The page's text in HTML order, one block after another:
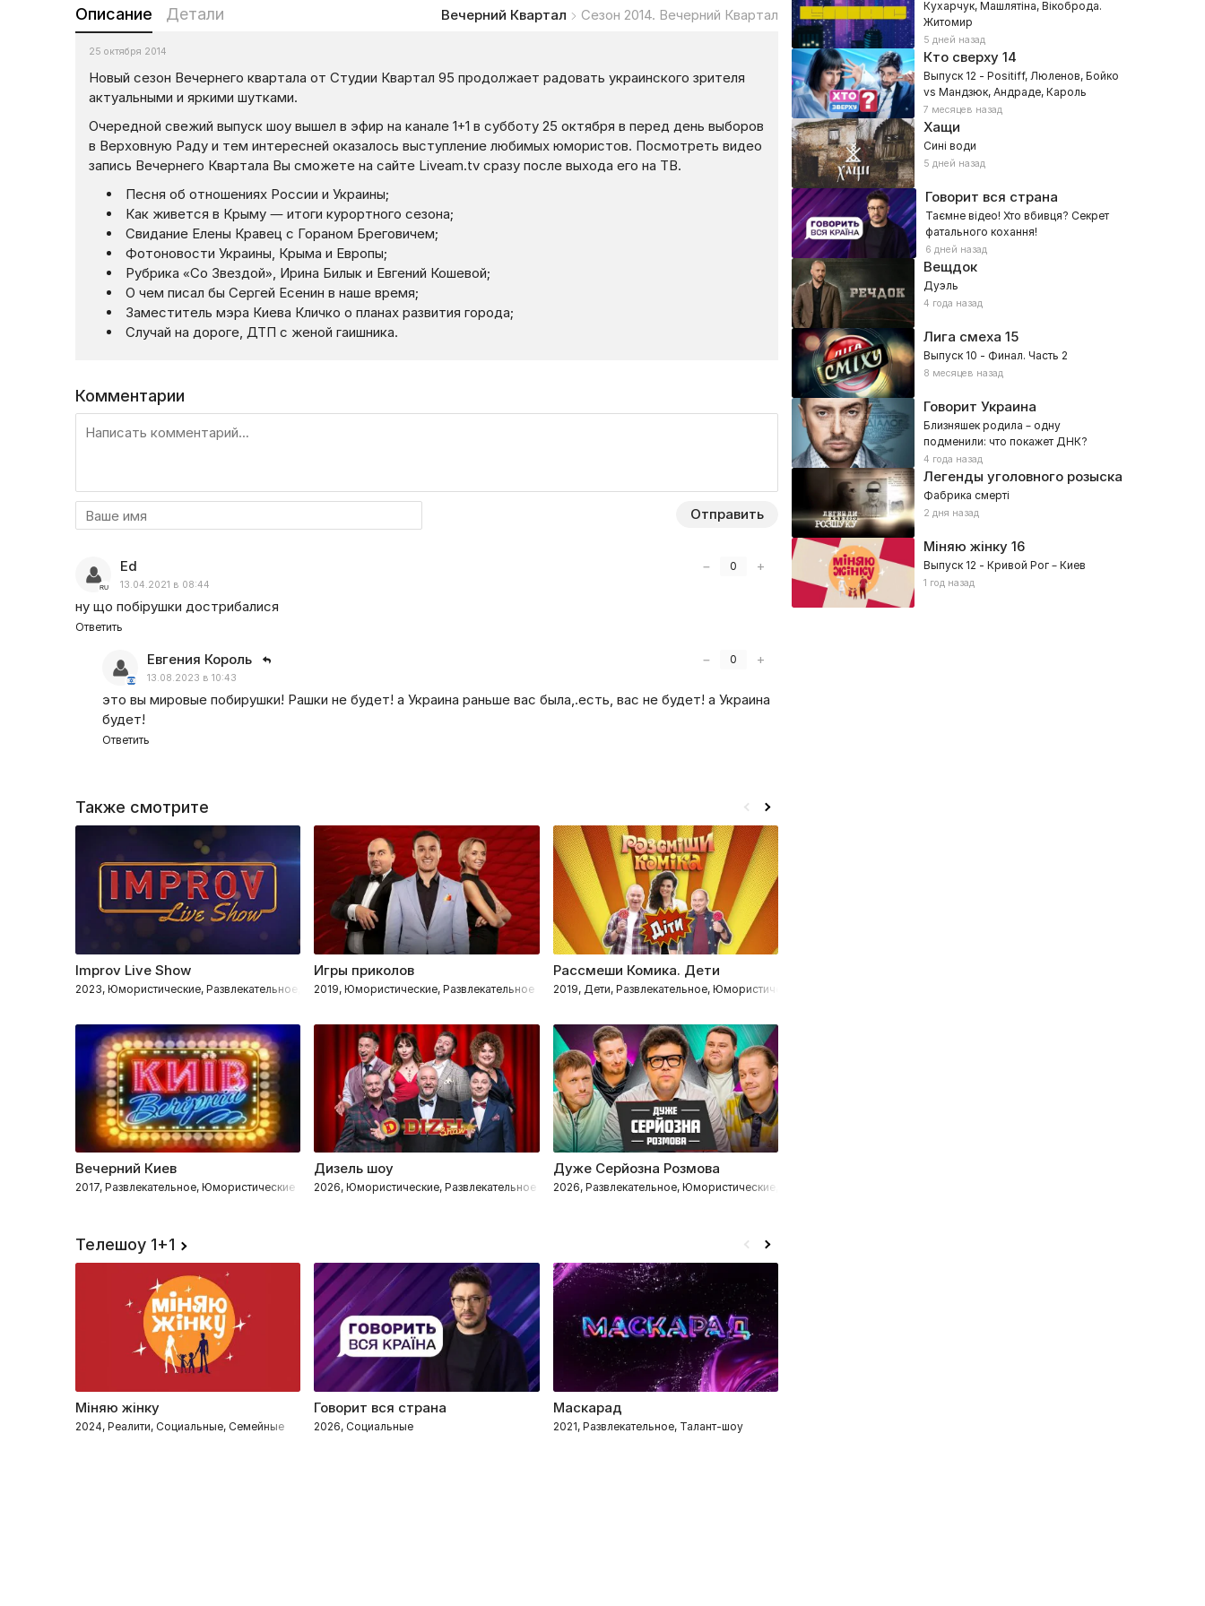
Описание Детали Вечерний Квартал Сезон 2014. Вечерний Квартал
25 октября 2014
Новый сезон Вечернего квартала от Студии Квартал 95 продолжает радовать украинского зрителя
актуальными и яркими шутками.
Очередной свежий выпуск шоу вышел в эфир на канале 1+1 в субботу 25 октября в перед день выборов
в Верховную Раду и тем интересней оказалось выступление любимых юмористов. Посмотреть видео
запись Вечернего Квартала Вы сможете на сайте Liveam.tv сразу после выхода его на ТВ.
Песня об отношениях России и Украины;
Как живется в Крыму — итоги курортного сезона;
Свидание Елены Кравец с Гораном Бреговичем;
Фотоновости Украины, Крыма и Европы;
Рубрика «Со Звездой», Ирина Билык и Евгений Кошевой;
О чем писал бы Сергей Есенин в наше время;
Заместитель мэра Киева Кличко о планах развития города;
Случай на дороге, ДТП с женой гаишника.
Комментарии
Отправить
− 0 +
Ed
13.04.2021 в 08:44
ну що побірушки дострибалися
Ответить
− 0 +
Евгения Король
13.08.2023 в 10:43
это вы мировые побирушки! Рашки не будет! а Украина раньше вас была,.есть, вас не будет! а Украина
будет!
Ответить
Кухарчук, Машлятіна, Вікоброда.
Житомир
5 дней назад
Кто сверху14
Выпуск 12 - Positiff, Люленов, Бойко
vs Мандзюк, Андраде, Кароль
7 месяцев назад
Хащи
Сині води
5 дней назад
Говорит вся страна
Таємне відео! Хто вбивця? Секрет
фатального кохання!
6 дней назад
Вещдок
Дуэль
4 года назад
Лига смеха 15
Выпуск 10 - Финал. Часть 2
8 месяцев назад
Говорит Украина
Близняшек родила – одну
подменили: что покажет ДНК?
4 года назад
Легенды уголовного розыска
Фабрика смерті
2 дня назад
Міняю жінку16
Выпуск 12 - Кривой Рог – Киев
1 год назад
Также смотрите
Improv Live Show
2023, Юмористические, Развлекательное, Импровизация
Игры приколов
2019, Юмористические, Развлекательное
Рассмеши Комика. Дети
2019, Дети, Развлекательное, Юмористические
Вечерний Киев
2017, Развлекательное, Юмористические
Дизель шоу
2026, Юмористические, Развлекательное
Дуже Серйозна Розмова
2026, Развлекательное, Юмористические, Импровизация
Телешоу 1+1
Міняю жінку
2024, Реалити, Социальные, Семейные
Говорит вся страна
2026, Социальные
Маскарад
2021, Развлекательное, Талант-шоу